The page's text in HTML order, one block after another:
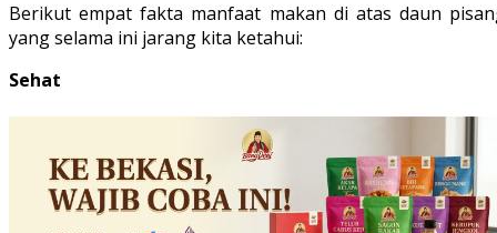
Berikut empat fakta manfaat makan di atas daun
yang selama ini jarang kita ketahui:
Sehat